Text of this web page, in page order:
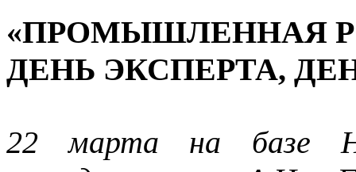
«ПРОМЫШЛЕННАЯ
ДЕНЬ ЭКСПЕРТА,
22 марта на базе